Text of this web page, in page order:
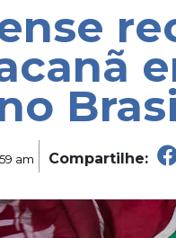
am Compartilhe: